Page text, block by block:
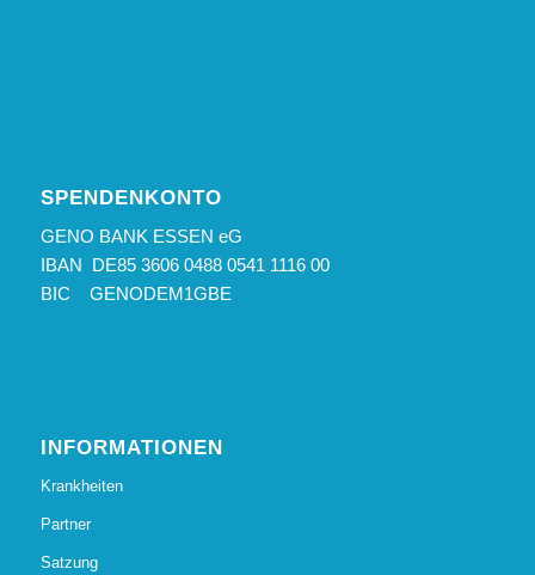
SPENDENKONTO
GENO BANK ESSEN eG
IBAN DE85 3606 0488 0541 1116 00
BIC GENODEM1GBE
INFORMATIONEN
Krankheiten
Partner
Satzung